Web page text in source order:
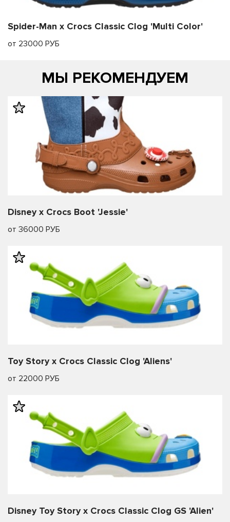
Spider-Man x Crocs Classic Clog 'Multi Color'
от 23000 РУБ
МЫ РЕКОМЕНДУЕМ
Disney x Crocs Boot 'Jessie'
от 36000 РУБ
Toy Story x Crocs Classic Clog 'Aliens'
от 22000 РУБ
Disney Toy Story x Crocs Classic Clog GS 'Alien'